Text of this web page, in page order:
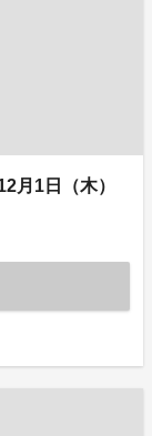
月1日（木）